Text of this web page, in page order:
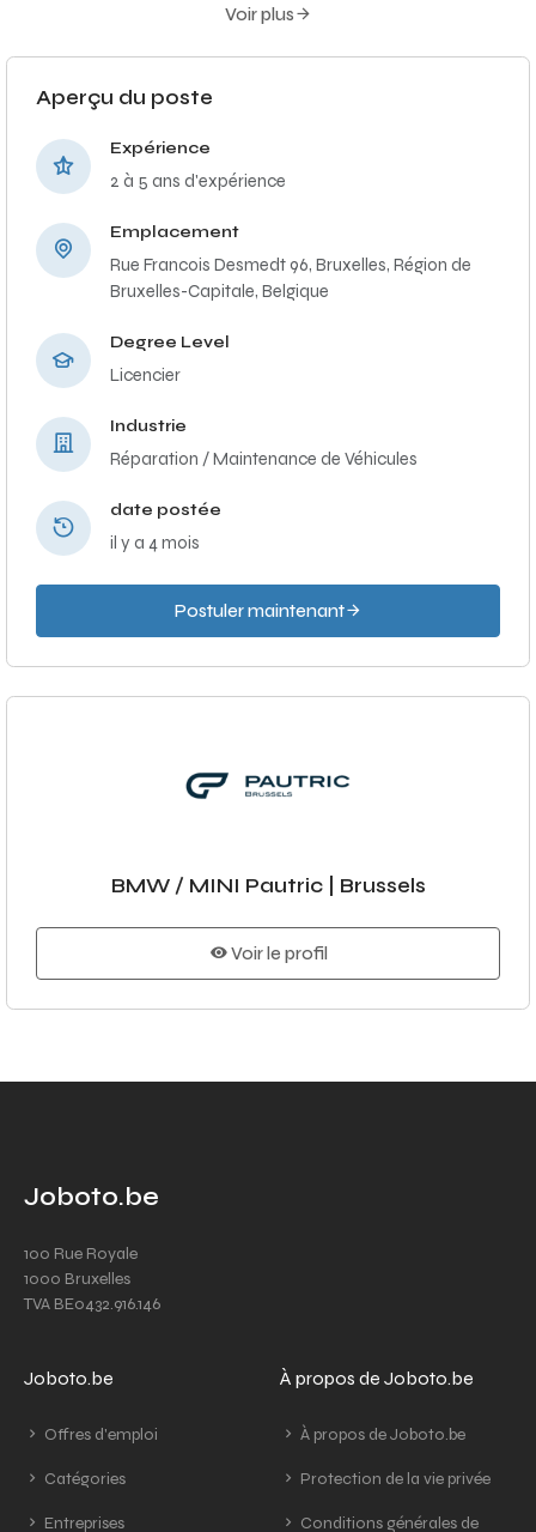
Voir plus
Aperçu du poste
Expérience
2 à 5 ans d'expérience
Emplacement
Rue Francois Desmedt 96, Bruxelles, Région de
Bruxelles-Capitale, Belgique
Degree Level
Licencier
Industrie
Réparation / Maintenance de Véhicules
date postée
il y a 4 mois
Postuler maintenant
BMW / MINI Pautric | Brussels
Voir le profil
Joboto.be
100 Rue Royale
1000 Bruxelles
TVA BE0432.916.146
Joboto.be
Offres d'emploi
Catégories
Entreprises
À propos de Joboto.be
À propos de Joboto.be
Protection de la vie privée
Conditions générales de